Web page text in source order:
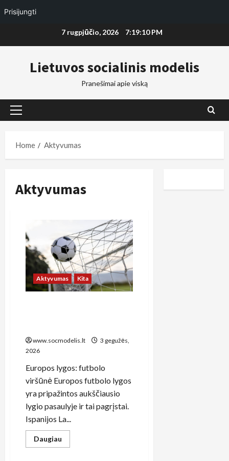
Prisijungti
7 rugpjūčio, 2026 7:19:11 PM
Lietuvos socialinis modelis
Pranešimai apie viską
Primary
Home
Aktyvumas
Aktyvumas
Aktyvumas Kita
www.socmodelis.lt
3 gegužės,
2026
Europos lygos: futbolo
viršūnė Europos futbolo lygos
yra pripažintos aukščiausio
lygio pasaulyje ir tai pagrįstai.
Ispanijos La...
Daugiau
more